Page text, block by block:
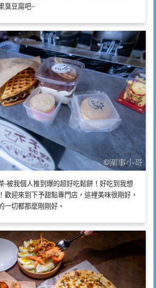
臭豆腐吧~
-被我個人推到爆的超好吃鬆餅！好吃到我想
歡迎來到下予甜點專門店，這裡美味很剛好，
一切都那麼剛剛好。